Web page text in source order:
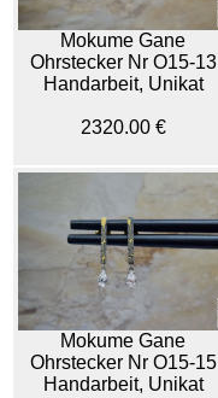
Mokume Gane
Ohrstecker Nr O15-13
Handarbeit, Unikat
2320.00 €
Mokume Gane
Ohrstecker Nr O15-15
Handarbeit, Unikat